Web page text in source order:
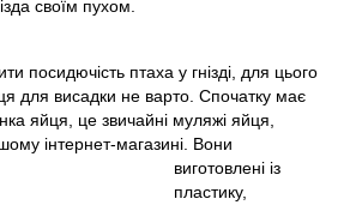
своїм пухом.
посидючість птаха у гнізді, для цього
для висадки не варто. Спочатку має
яйця, це звичайні муляжі яйця,
інтернет-магазині. Вони
виготовлені із
пластику,